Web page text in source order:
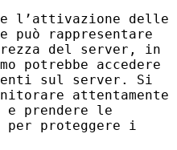
l’attivazione delle
può rappresentare
del server, in
potrebbe accedere
sul server. Si
attentamente
e prendere le
per proteggere i